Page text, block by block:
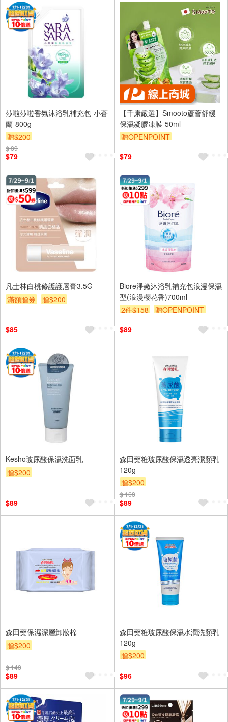
莎啦莎啦香氛沐浴乳補充包-小蒼
蘭-800g
贈$200
$ 89
$79
【千康嚴選】Smooto蘆薈舒緩
保濕凝膠凍膜-50ml
贈OPENPOINT
$79
凡士林白桃修護護唇膏3.5G
滿額贈券
贈$200
$85
Biore淨嫩沐浴乳補充包浪漫保濕
型(浪漫櫻花香)700ml
2件$158
贈OPENPOINT
$89
Kesho玻尿酸保濕洗面乳
贈$200
$89
森田藥粧玻尿酸保濕透亮潔顏乳
120g
贈$200
$ 168
$89
森田藥保濕深層卸妝棉
贈$200
$ 148
$89
森田藥粧玻尿酸保濕水潤洗顏乳
120g
贈$200
$96